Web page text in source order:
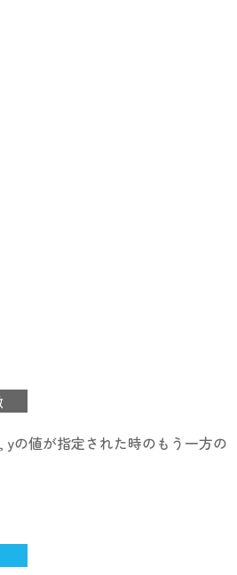
yの値が指定された時のもう一方の